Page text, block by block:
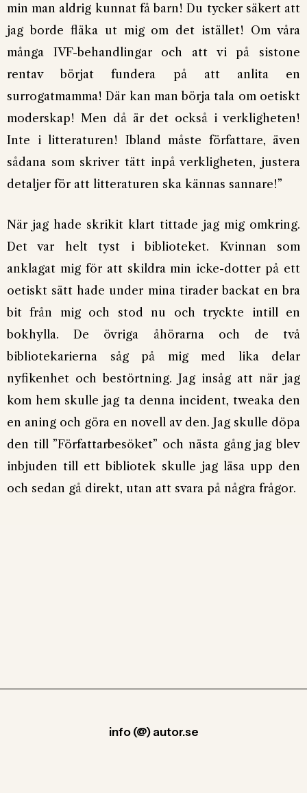
min man aldrig kunnat få barn! Du tycker säkert att
jag borde fläka ut mig om det istället! Om våra
många IVF-behandlingar och att vi på sistone
rentav börjat fundera på att anlita en
surrogatmamma! Där kan man börja tala om oetiskt
moderskap! Men då är det också i verkligheten!
Inte i litteraturen! Ibland måste författare, även
sådana som skriver tätt inpå verkligheten, justera
detaljer för att litteraturen ska kännas sannare!”
När jag hade skrikit klart tittade jag mig omkring.
Det var helt tyst i biblioteket. Kvinnan som
anklagat mig för att skildra min icke-dotter på ett
oetiskt sätt hade under mina tirader backat en bra
bit från mig och stod nu och tryckte intill en
bokhylla. De övriga åhörarna och de två
bibliotekarierna såg på mig med lika delar
nyfikenhet och bestörtning. Jag insåg att när jag
kom hem skulle jag ta denna incident, tweaka den
en aning och göra en novell av den. Jag skulle döpa
den till ”Författarbesöket” och nästa gång jag blev
inbjuden till ett bibliotek skulle jag läsa upp den
och sedan gå direkt, utan att svara på några frågor.
info (@) autor.se